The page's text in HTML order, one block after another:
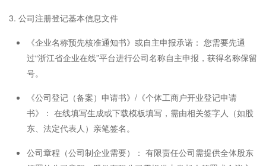
3. 公司注册登记基本信息文件
《企业名称预先核准通知书》或自主申报承诺： 您需要先通
过“浙江省企业在线”平台进行公司名称自主申报，获得名称保留
号。
《公司登记（备案）申请书》/《个体工商户开业登记申请
书》： 在线填写生成或下载模板填写，需由相关签字人（如股
东、法定代表人）亲笔签名。
公司章程（公司制企业需要）： 有限责任公司需提供全体股东